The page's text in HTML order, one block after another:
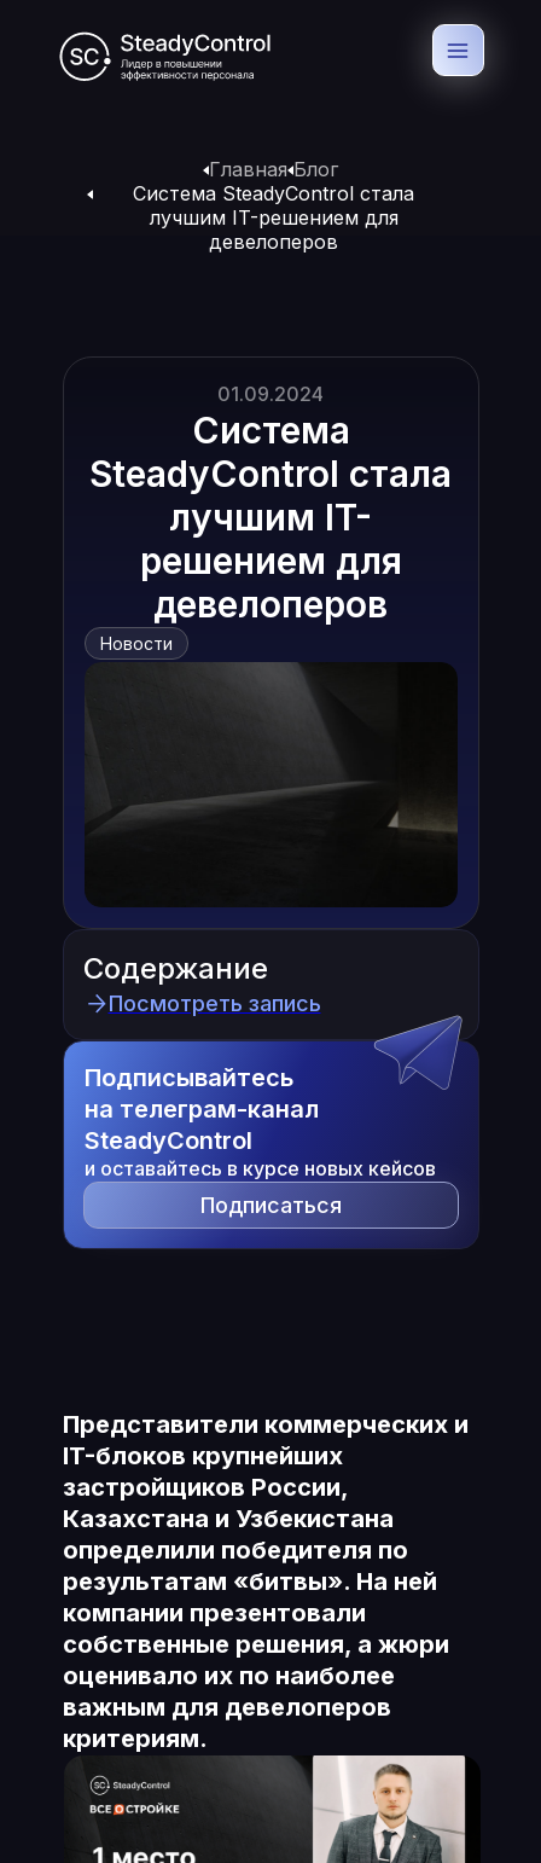
01.09.2024
Система
SteadyControl стала
лучшим IT-
решением для
девелоперов
Новости
Содержание
Посмотреть запись
Подписывайтесь
на телеграм-канал
SteadyControl
и оставайтесь в курсе новых кейсов
Подписаться
Представители коммерческих и
IT-блоков крупнейших
застройщиков России,
Казахстана и Узбекистана
определили победителя по
результатам «битвы». На ней
компании презентовали
собственные решения, а жюри
оценивало их по наиболее
важным для девелоперов
критериям.
Главная Блог
Система SteadyControl стала
лучшим IT-решением для
девелоперов